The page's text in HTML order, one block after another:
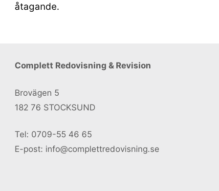
åtagande.
Complett Redovisning & Revision
Brovägen 5
182 76 STOCKSUND
Tel: 0709-55 46 65
E-post: info@complettredovisning.se